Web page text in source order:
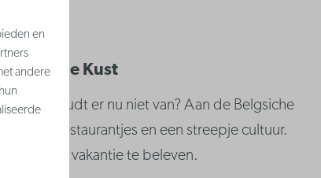
Belgische Kust
wie houdt er nu niet van? Aan de Belgsiche
fijne restaurantjes en een streepje cultuur.
vakantie te beleven.
en
andere